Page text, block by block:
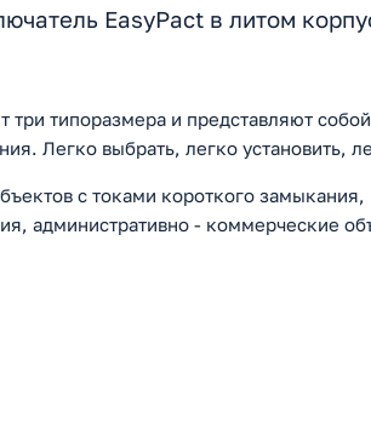
EasyPact в литом
типоразмера и представляют
Легко выбрать, легко установить,
с токами короткого
административно - коммерческие